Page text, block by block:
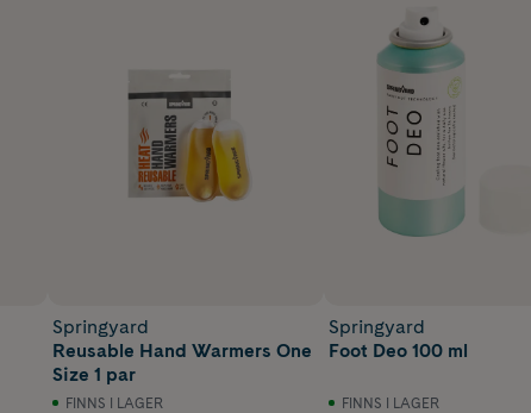
Springyard
Reusable Hand Warmers One
Size 1 par
FINNS I LAGER
Springyard
Foot Deo 100 ml
FINNS I LAGER